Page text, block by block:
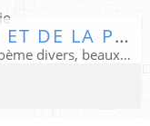
LE MONDE DE LA PHILO ET DE LA POÉSIE
Extraits de livres lus, poèmes perso, poème divers, beaux textes...